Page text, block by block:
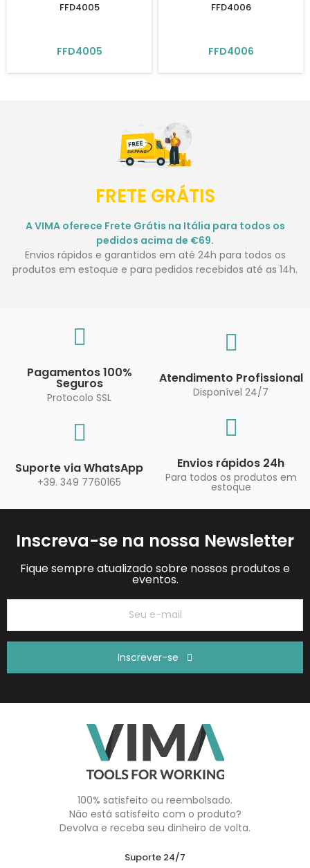
FFD4005
FFD4005
FFD4006
FFD4006
FRETE GRÁTIS
A VIMA oferece Frete Grátis na Itália para todos os
pedidos acima de €69.
Envios rápidos e garantidos em até 24h para todos os
produtos em estoque e para pedidos recebidos até as 14h.
Pagamentos 100%
Seguros
Protocolo SSL
Atendimento Profissional
Disponível 24/7
Suporte via WhatsApp
+39. 349 7760165
Envios rápidos 24h
Para todos os produtos em
estoque
Inscreva-se na nossa Newsletter
Fique sempre atualizado sobre nossos produtos e
eventos.
Inscrever-se
100% satisfeito ou reembolsado.
Não está satisfeito com o produto?
Devolva e receba seu dinheiro de volta.
Suporte 24/7